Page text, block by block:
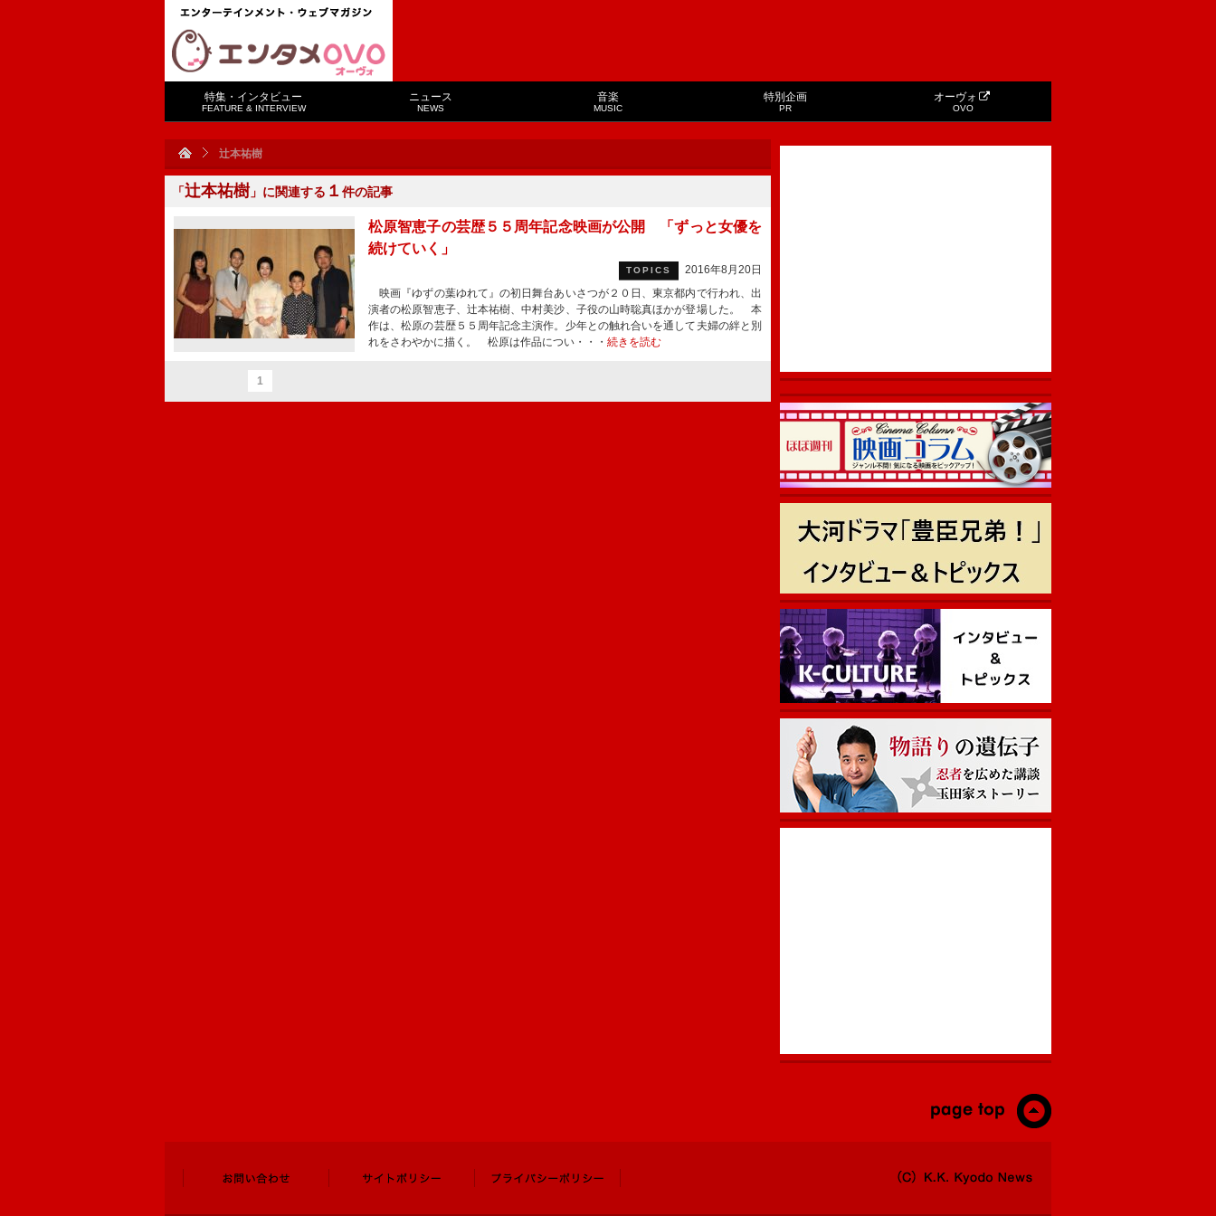
特集・インタビュー
FEATURE & INTERVIEW
ニュース
NEWS
音楽
MUSIC
特別企画
PR
オーヴォ
OVO
辻本祐樹
「辻本祐樹」に関連する １ 件の記事
松原智恵子の芸歴５５周年記念映画が公開 「ずっと女優を
続けていく」
TOPICS
2016年8月20日
映画『ゆずの葉ゆれて』の初日舞台あいさつが２０日、東京都内で行われ、出
演者の松原智恵子、辻本祐樹、中村美沙、子役の山時聡真ほかが登場した。 本
作は、松原の芸歴５５周年記念主演作。少年との触れ合いを通して夫婦の絆と別
れをさわやかに描く。 松原は作品につい・・・ 続きを読む
1